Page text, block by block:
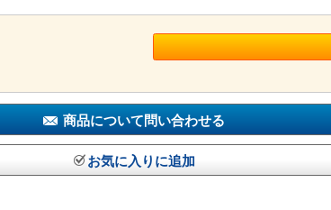
商品について問い合わせる
お気に入りに追加